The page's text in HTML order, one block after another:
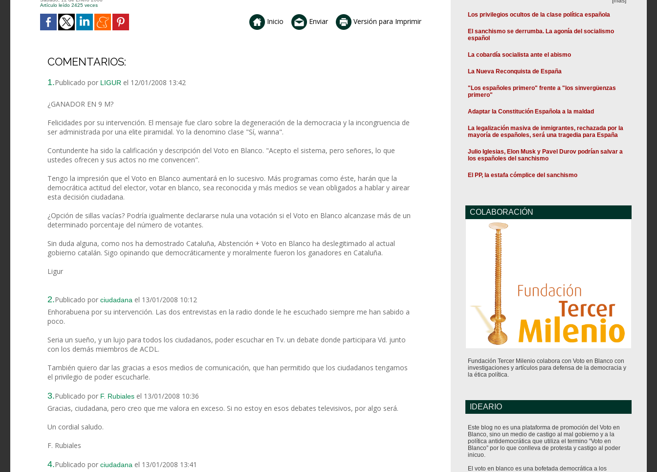
Artículo leído 2425 veces
Inicio Enviar Versión para Imprimir
COMENTARIOS:
1.Publicado por LIGUR el 12/01/2008 13:42
¿GANADOR EN 9 M?
Felicidades por su intervención. El mensaje fue claro sobre la degeneración de la democracia y la incongruencia de
ser administrada por una elite piramidal. Yo la denomino clase "Sí, wanna".
Contundente ha sido la calificación y descripción del Voto en Blanco. "Acepto el sistema, pero señores, lo que
ustedes ofrecen y sus actos no me convencen".
Tengo la impresión que el Voto en Blanco aumentará en lo sucesivo. Más programas como éste, harán que la
democrática actitud del elector, votar en blanco, sea reconocida y más medios se vean obligados a hablar y airear
esta decisión ciudadana.
¿Opción de sillas vacías? Podría igualmente declararse nula una votación si el Voto en Blanco alcanzase más de un
determinado porcentaje del número de votantes.
Sin duda alguna, como nos ha demostrado Cataluña, Abstención + Voto en Blanco ha deslegitimado al actual
gobierno catalán. Sigo opinando que democráticamente y moralmente fueron los ganadores en Cataluña.
Ligur
2.Publicado por ciudadana el 13/01/2008 10:12
Enhorabuena por su intervención. Las dos entrevistas en la radio donde le he escuchado siempre me han sabido a
poco.
Seria un sueño, y un lujo para todos los ciudadanos, poder escuchar en Tv. un debate donde participara Vd. junto
con los demás miembros de ACDL.
También quiero dar las gracias a esos medios de comunicación, que han permitido que los ciudadanos tengamos
el privilegio de poder escucharle.
3.Publicado por F. Rubiales el 13/01/2008 10:36
Gracias, ciudadana, pero creo que me valora en exceso. Si no estoy en esos debates televisivos, por algo será.
Un cordial saludo.
F. Rubiales
4.Publicado por ciudadana el 13/01/2008 13:41
Los privilegios ocultos de la clase política española
El sanchismo se derrumba. La agonía del socialismo
español
La cobardía socialista ante el abismo
La Nueva Reconquista de España
"Los españoles primero" frente a "los sinvergüenzas
primero"
Adaptar la Constitución Española a la maldad
La legalización masiva de inmigrantes, rechazada por la
mayoría de españoles, será una tragedia para España
Julio Iglesias, Elon Musk y Pavel Durov podrían salvar a
los españoles del sanchismo
El PP, la estafa cómplice del sanchismo
COLABORACIÓN
Fundación Tercer Milenio colabora con Voto en Blanco con
investigaciones y artículos para defensa de la democracia y
la ética política.
IDEARIO
Este blog no es una plataforma de promoción del Voto en
Blanco, sino un medio de castigo al mal gobierno y a la
política antidemocrática que utiliza el termino “Voto en
Blanco” por lo que conlleva de protesta y castigo al poder
inicuo.
El voto en blanco es una bofetada democrática a los